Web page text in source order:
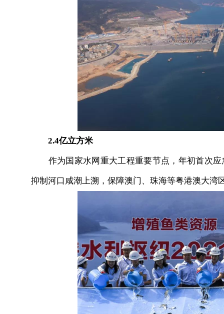
2.4亿立方米
作为国家水网重大工程重要节点，年初首次应
抑制河口咸潮上溯，保障澳门、珠海等粤港澳大湾